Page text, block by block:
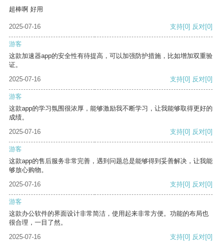
超棒啊 好用
2025-07-16 支持[0] 反对[0]
游客
这款加速器app的安全性有待提高，可以加强防护措施，比如增加双重验
证。
2025-07-16
支持[0] 反对[0]
游客
这款app的学习氛围很浓厚，能够激励我不断学习，让我能够取得更好的
成绩。
2025-07-16
支持[0] 反对[0]
游客
这款app的售后服务非常完善，遇到问题总是能够得到妥善解决，让我能
够放心购物。
2025-07-16
支持[0] 反对[0]
游客
这款办公软件的界面设计非常简洁，使用起来非常方便。功能的布局也
很合理，一目了然。
2025-07-16
支持[0] 反对[0]